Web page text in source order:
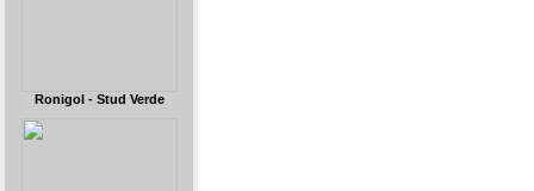
Ronigol - Stud Verde